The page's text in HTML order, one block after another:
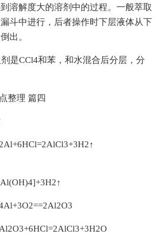
溶解度大的溶剂中的过程。一般萃取
斗中进行，后者操作时下层液体从下
出。
CCl4和苯，和水混合后分层，分
整理 篇四